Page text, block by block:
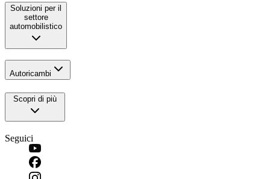
Soluzioni per il
settore
automobilistico
Autoricambi
Scopri di più
Seguici